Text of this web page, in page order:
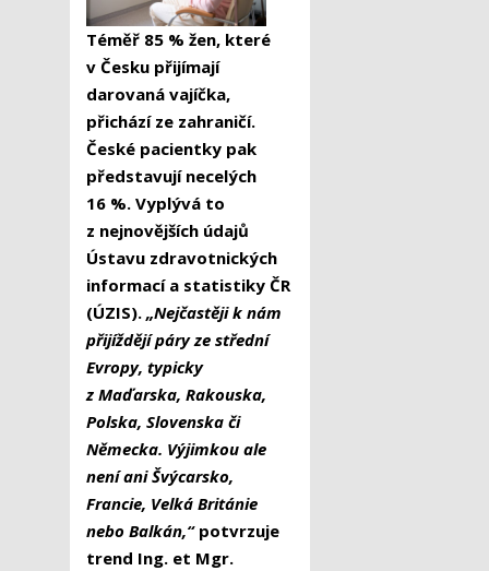
Téměř 85 % žen, které
v Česku přijímají
darovaná vajíčka,
přichází ze zahraničí.
České pacientky pak
představují necelých
16 %. Vyplývá to
z nejnovějších údajů
Ústavu zdravotnických
informací a statistiky ČR
(ÚZIS). „Nejčastěji k nám
přijíždějí páry ze střední
Evropy, typicky
z Maďarska, Rakouska,
Polska, Slovenska či
Německa. Výjimkou ale
není ani Švýcarsko,
Francie, Velká Británie
nebo Balkán,“potvrzuje
trend Ing. et Mgr.